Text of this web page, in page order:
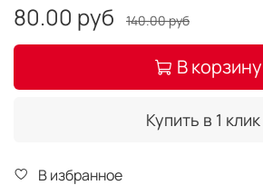
80.00 руб 140.00 руб
В корзину
Купить в 1 клик
В избранное